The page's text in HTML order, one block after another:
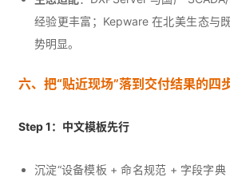
经验更丰富；Kepware 在北美生态与
势明显。
六、把“贴近现场”落到交付结果的四
Step 1：中文模板先行
沉淀“设备模板 + 命名规范 + 字段字典